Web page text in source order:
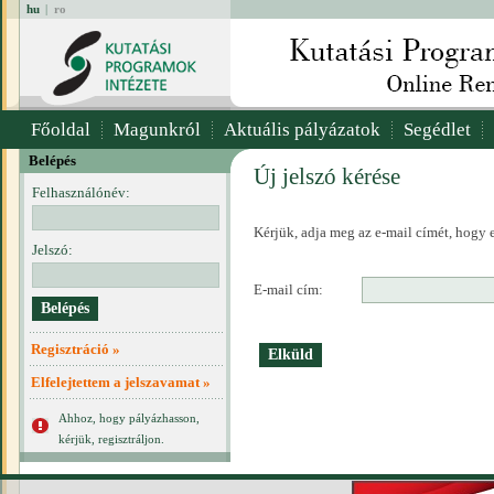
hu | ro
Főoldal Magunkról Aktuális pályázatok Segédlet
Belépés
Felhasználónév:
Jelszó:
Regisztráció »
Elfelejtettem a jelszavamat »
Ahhoz, hogy pályázhasson,
kérjük, regisztráljon.
Új jelszó kérése
Kérjük, adja meg az e-mail címét, hogy
E-mail cím: